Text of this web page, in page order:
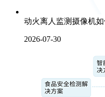
动火离人监测摄像机
2026-07-30